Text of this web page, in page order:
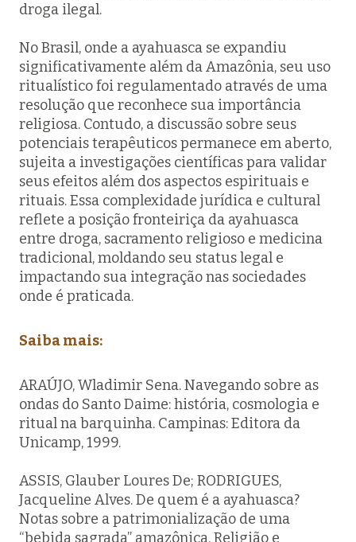
droga ilegal.
No Brasil, onde a ayahuasca se expandiu
significativamente além da Amazônia, seu uso
ritualístico foi regulamentado através de uma
resolução que reconhece sua importância
religiosa. Contudo, a discussão sobre seus
potenciais terapêuticos permanece em aberto,
sujeita a investigações científicas para validar
seus efeitos além dos aspectos espirituais e
rituais. Essa complexidade jurídica e cultural
reflete a posição fronteiriça da ayahuasca
entre droga, sacramento religioso e medicina
tradicional, moldando seu status legal e
impactando sua integração nas sociedades
onde é praticada.
Saiba mais:
ARAÚJO, Wladimir Sena. Navegando sobre as
ondas do Santo Daime: história, cosmologia e
ritual na barquinha. Campinas: Editora da
Unicamp, 1999.
ASSIS, Glauber Loures De; RODRIGUES,
Jacqueline Alves. De quem é a ayahuasca?
Notas sobre a patrimonialização de uma
“bebida sagrada” amazônica. Religião e